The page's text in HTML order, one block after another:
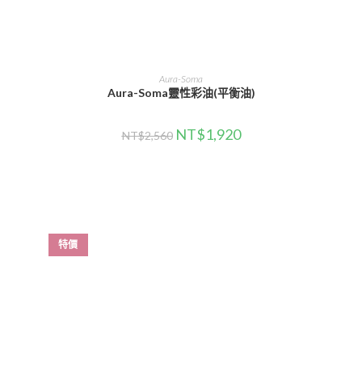
選擇規格
Aura-Soma
Aura-Soma靈性彩油(平衡油)
NT$2,560 NT$1,920
特價